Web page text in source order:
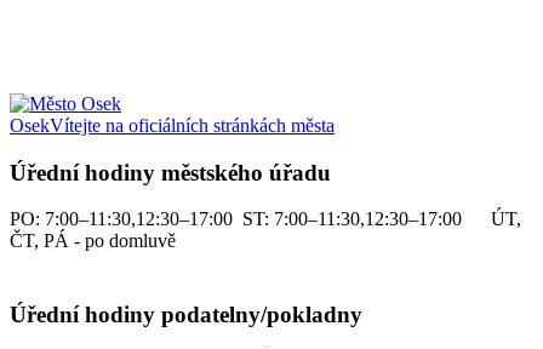
OsekVítejte na oficiálních stránkách města
Úřední hodiny městského úřadu
PO: 7:00–11:30,12:30–17:00 ST: 7:00–11:30,12:30–17:00 ÚT,
ČT, PÁ - po domluvě
Úřední hodiny podatelny/pokladny